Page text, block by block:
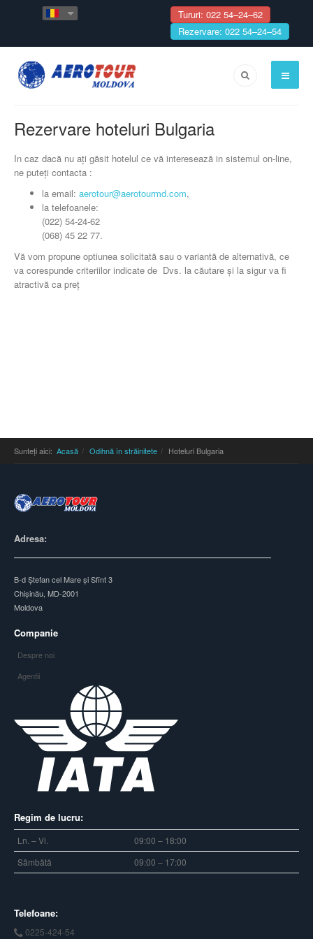
Tururi: 022 54–24–62
Rezervare: 022 54–24–54
Rezervare hoteluri Bulgaria
In caz dacă nu ați găsit hotelul ce vă interesează in sistemul on-line,
ne puteți contacta :
la email: aerotour@aerotourmd.com,
la telefoanele:
(022) 54-24-62
(068) 45 22 77.
Vă vom propune optiunea solicitată sau o variantă de alternativă, ce
va corespunde criteriilor indicate de Dvs. la căutare și la sigur va fi
atractivă ca preț
Sunteți aici: Acasă Odihnă în străinitete Hoteluri Bulgaria
Adresa:
B-d Ștefan cel Mare și Sfînt 3
Chișinău, MD-2001
Moldova
Companie
Despre noi
Agentii
Regim de lucru:
Ln. – Vi.
09:00 – 18:00
Sâmbătă
09:00 – 17:00
Telefoane:
0225-424-54